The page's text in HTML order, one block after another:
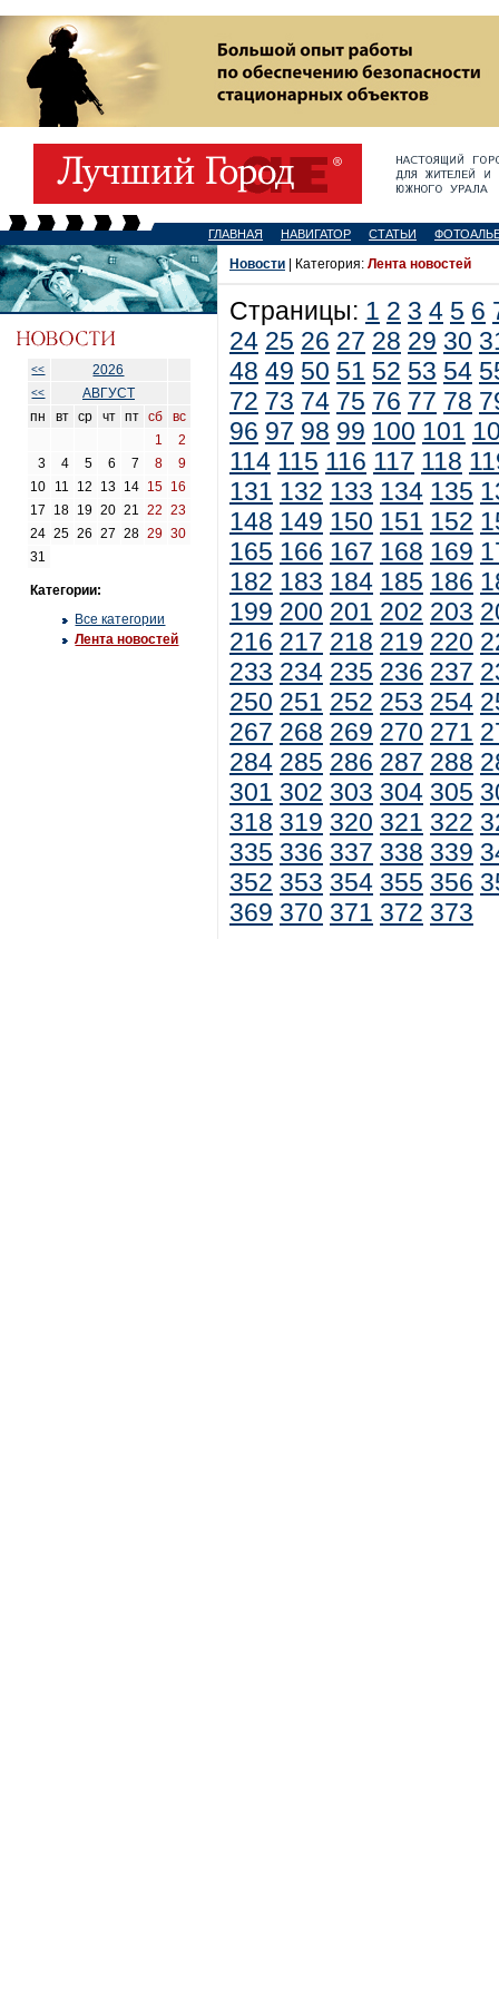
ГЛАВНАЯ НАВИГАТОР СТАТЬИ
<< 2026
<<
АВГУСТ
пн
вт ср чт пт сб
вс
1
2
3
4 5 6 7 8
9
10
11 12 13 14 15 16
17
18 19 20 21 22
23
24 25 26 27 28 29 30
31
Категории:
Все категории
Лента новостей
Новости | Категория: Лента новостей
Страницы: 1 2 3 4 5 6
24 25 26 27 28 29 30
48 49 50 51 52 53 54
72 73 74 75 76 77 78
96 97 98 99 100 101
114 115 116 117 118
131 132 133 134 135
148 149 150 151 152
165 166 167 168 169
182 183 184 185 186
199 200 201 202 203
216 217 218 219 220
233 234 235 236 237
250 251 252 253 254
267 268 269 270 271
284 285 286 287 288
301 302 303 304 305
318 319 320 321 322
335 336 337 338 339
352 353 354 355 356
369 370 371 372 373